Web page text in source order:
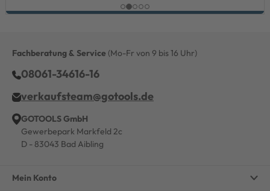
Fachberatung & Service (Mo-Fr von 9 bis 16 Uhr)
08061-34616-16
verkaufsteam@gotools.de
GOTOOLS GmbH
Gewerbepark Markfeld 2c
D - 83043 Bad Aibling
Mein Konto